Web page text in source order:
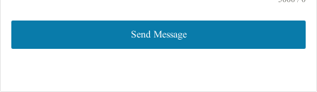
Send Message